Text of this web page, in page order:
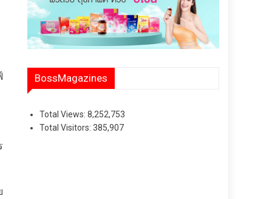
BossMagazines
Total Views:8,252,753
Total Visitors:385,907